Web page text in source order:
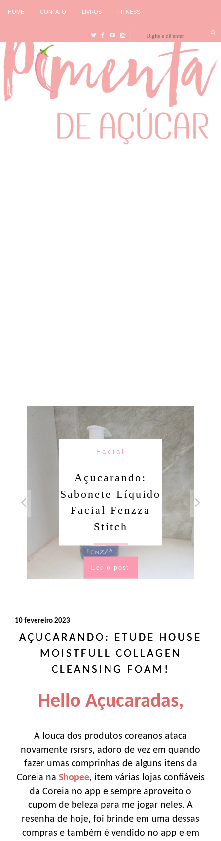
HOME CONTATO LIVROS FITNESS
Facial
Açucarando:
Sabonete Líquido
Facial Fenzza
Stitch
Ler o post
10 fevereiro 2023
AÇUCARANDO: ETUDE HOUSE
MOISTFULL COLLAGEN
CLEANSING FOAM!
Hello Açucaradas,
A louca dos produtos coreanos ataca
novamente rsrsrs, adoro de vez em quando
fazer umas comprinhas de alguns itens da
Coreia na Shopee, item várias lojas confiáveis
da Coreia no app e sempre aproveito o
cupom de beleza para me jogar neles. A
resenha de hoje, foi brinde em uma dessas
compras e também é vendido no app e em